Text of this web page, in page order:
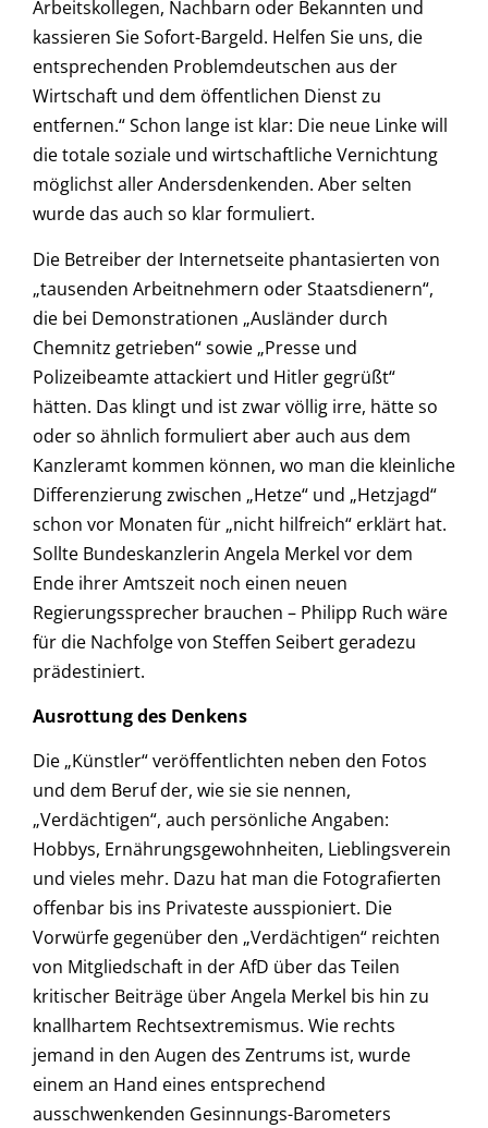
Arbeitskollegen, Nachbarn oder Bekannten und
kassieren Sie Sofort-Bargeld. Helfen Sie uns, die
entsprechenden Problemdeutschen aus der
Wirtschaft und dem öffentlichen Dienst zu
entfernen.“ Schon lange ist klar: Die neue Linke will
die totale soziale und wirtschaftliche Vernichtung
möglichst aller Andersdenkenden. Aber selten
wurde das auch so klar formuliert.
Die Betreiber der Internetseite phantasierten von
„tausenden Arbeitnehmern oder Staatsdienern“,
die bei Demonstrationen „Ausländer durch
Chemnitz getrieben“ sowie „Presse und
Polizeibeamte attackiert und Hitler gegrüßt“
hätten. Das klingt und ist zwar völlig irre, hätte so
oder so ähnlich formuliert aber auch aus dem
Kanzleramt kommen können, wo man die kleinliche
Differenzierung zwischen „Hetze“ und „Hetzjagd“
schon vor Monaten für „nicht hilfreich“ erklärt hat.
Sollte Bundeskanzlerin Angela Merkel vor dem
Ende ihrer Amtszeit noch einen neuen
Regierungssprecher brauchen – Philipp Ruch wäre
für die Nachfolge von Steffen Seibert geradezu
prädestiniert.
Ausrottung des Denkens
Die „Künstler“ veröffentlichten neben den Fotos
und dem Beruf der, wie sie sie nennen,
„Verdächtigen“, auch persönliche Angaben:
Hobbys, Ernährungsgewohnheiten, Lieblingsverein
und vieles mehr. Dazu hat man die Fotografierten
offenbar bis ins Privateste ausspioniert. Die
Vorwürfe gegenüber den „Verdächtigen“ reichten
von Mitgliedschaft in der AfD über das Teilen
kritischer Beiträge über Angela Merkel bis hin zu
knallhartem Rechtsextremismus. Wie rechts
jemand in den Augen des Zentrums ist, wurde
einem an Hand eines entsprechend
ausschwenkenden Gesinnungs-Barometers